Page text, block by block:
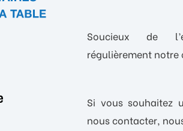
Soucieux de
régulièrement notre
Si vous souhaitez
nous contacter,